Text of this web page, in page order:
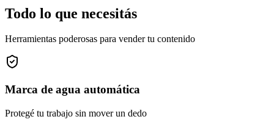
Todo lo que necesitás
Herramientas poderosas para vender tu contenido
Marca de agua automática
Protegé tu trabajo sin mover un dedo